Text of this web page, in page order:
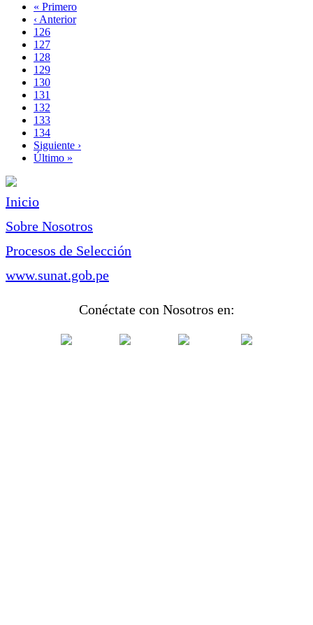
Paginación
Primera
página
« Primero
Página
anterior
‹ Anterior
Page
126
Page
127
Page
128
Page
129
Página
actual
130
Page
131
Page
132
Page
133
Page
134
Siguiente
página
Siguiente ›
Última
Último »
Inicio
Sobre Nosotros
Procesos de Selección
www.sunat.gob.pe
Conéctate con Nosotros en: